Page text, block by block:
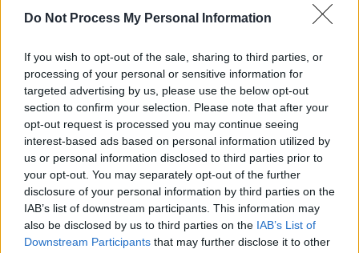
Do Not Process My Personal Information
If you wish to opt-out of the sale, sharing to third parties, or
processing of your personal or sensitive information for
targeted advertising by us, please use the below opt-out
section to confirm your selection. Please note that after your
opt-out request is processed you may continue seeing
interest-based ads based on personal information utilized by
us or personal information disclosed to third parties prior to
your opt-out. You may separately opt-out of the further
disclosure of your personal information by third parties on the
IAB’s list of downstream participants. This information may
also be disclosed by us to third parties on the IAB’s List of
Downstream Participants that may further disclose it to other
Ο Ιούλιος μπήκε και η θ
ερμοκρασία έχει
ανέβει αισθητάμε τονκίνδυνο πρόκλησης
πυρκαγιάςνα αυξάνεται ολοένα και
περισσότερο καθημερινά. Παρόλα αυτάσε
πολλά σημεία της Αττικής οι δήμοι
εξακολουθούν να αφήνουν τιςεκτάσεις
ακαθάριστες, με ξερά χόρτα και κλαδιά,
ακόμα και δίπλα σε σπίτια.
ΔΙΑΒΑΣΤΕ ΕΠΙΣΗΣ